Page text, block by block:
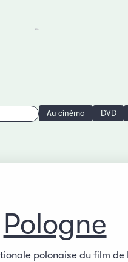
Au cinéma DVD
Pologne
polonaise du film de